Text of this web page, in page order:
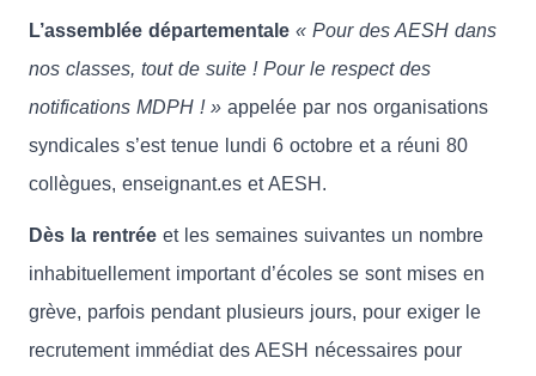
L’assemblée départementale « Pour des AESH dans
nos classes, tout de suite ! Pour le respect des
notifications MDPH ! » appelée par nos organisations
syndicales s’est tenue lundi 6 octobre et a réuni 80
collègues, enseignant.es et AESH.
Dès la rentrée et les semaines suivantes un nombre
inhabituellement important d’écoles se sont mises en
grève, parfois pendant plusieurs jours, pour exiger le
recrutement immédiat des AESH nécessaires pour